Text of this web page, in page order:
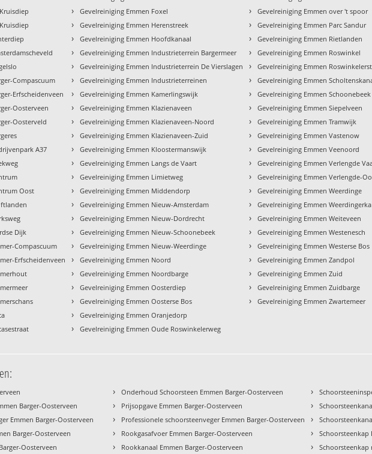
Compascuum
Erfscheidenveen
Oosterveen
Oosterveld
A37
Oost
Dijk
Compascuum
Erfscheidenveen
› Gevelreiniging Emmen Foxel
› Gevelreiniging Emmen Herenstreek
› Gevelreiniging Emmen Hoofdkanaal
› Gevelreiniging Emmen Industrieterrein Bargermeer
› Gevelreiniging Emmen Industrieterrein De Vierslagen
› Gevelreiniging Emmen Industrieterreinen
› Gevelreiniging Emmen Kamerlingswijk
› Gevelreiniging Emmen Klazienaveen
› Gevelreiniging Emmen Klazienaveen-Noord
› Gevelreiniging Emmen Klazienaveen-Zuid
› Gevelreiniging Emmen Kloostermanswijk
› Gevelreiniging Emmen Langs de Vaart
› Gevelreiniging Emmen Limietweg
› Gevelreiniging Emmen Middendorp
› Gevelreiniging Emmen Nieuw-Amsterdam
› Gevelreiniging Emmen Nieuw-Dordrecht
› Gevelreiniging Emmen Nieuw-Schoonebeek
› Gevelreiniging Emmen Nieuw-Weerdinge
› Gevelreiniging Emmen Noord
› Gevelreiniging Emmen Noordbarge
› Gevelreiniging Emmen Oosterdiep
› Gevelreiniging Emmen Oosterse Bos
› Gevelreiniging Emmen Oranjedorp
› Gevelreiniging Emmen Oude Roswinkelerweg
› Gevelreiniging Emmen over 't spoor
› Gevelreiniging Emmen Parc Sandur
› Gevelreiniging Emmen Rietlanden
› Gevelreiniging Emmen Roswinkel
› Gevelreiniging Emmen
› Gevelreiniging Emmen
› Gevelreiniging Emmen Schoonebeek
› Gevelreiniging Emmen Siepelveen
› Gevelreiniging Emmen Tramwijk
› Gevelreiniging Emmen Vastenow
› Gevelreiniging Emmen Veenoord
› Gevelreiniging Emmen Verlengde
› Gevelreiniging Emmen Verlengde-
› Gevelreiniging Emmen Weerdinge
› Gevelreiniging Emmen
› Gevelreiniging Emmen Weiteveen
› Gevelreiniging Emmen Westenesch
› Gevelreiniging Emmen Westerse Bos
› Gevelreiniging Emmen Zandpol
› Gevelreiniging Emmen Zuid
› Gevelreiniging Emmen Zuidbarge
› Gevelreiniging Emmen Zwartemeer
Barger-Oosterveen
Emmen Barger-Oosterveen
Barger-Oosterveen
Oosterveen
› Onderhoud Schoorsteen Emmen Barger-Oosterveen
› Prijsopgave Emmen Barger-Oosterveen
› Professionele schoorsteenveger Emmen Barger-Oosterveen
› Rookgasafvoer Emmen Barger-Oosterveen
› Rookkanaal Emmen Barger-Oosterveen
›
›
›
› Schoorsteenkap
› Schoorsteenkap